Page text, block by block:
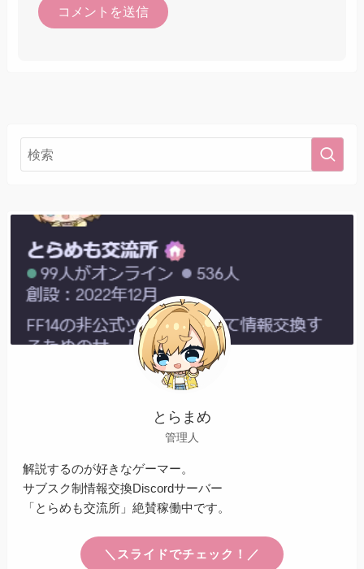
とらまめ
管理人
解説するのが好きなゲーマー。
サブスク制情報交換Discordサーバー
「とらめも交流所」絶賛稼働中です。
＼スライドでチェック！／